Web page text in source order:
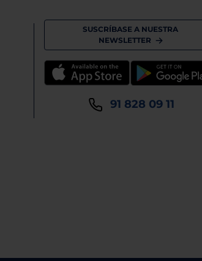
SUSCRÍBASE A NUESTRA
NEWSLETTER
91 828 09 11